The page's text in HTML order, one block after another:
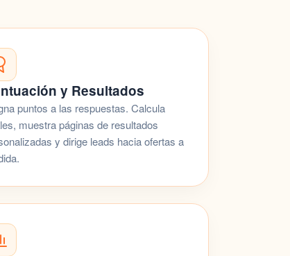
y Resultados
puntos a las respuestas. Calcula
muestra páginas de resultados
y dirige leads hacia ofertas a